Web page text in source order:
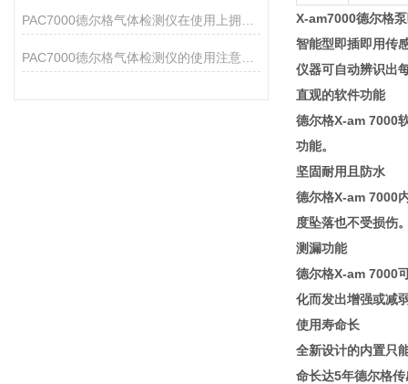
X-am7000德尔格
智能型即插即用传
仪器可自动辨识出
直观的软件功能
德尔格X-am 7000
功能。
坚固耐用且防水
德尔格X-am 7000
度坠落也不受损伤
测漏功能
德尔格X-am 7000
化而发出增强或减
使用寿命长
全新设计的内置只
命长达5年德尔格